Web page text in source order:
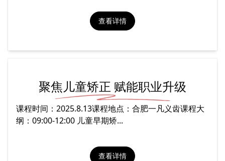
查看详情
聚焦儿童矫正 赋能职业升级
课程时间：2025.8.13课程地点：合肥一凡义齿课程大
纲：09:00-12:00 儿童早期矫...
查看详情